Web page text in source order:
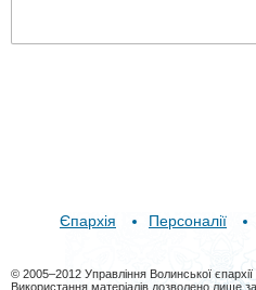
Єпархія Персоналії
© 2005–2012 Управління Волинської єпархії
Використання матеріалів дозволено лише